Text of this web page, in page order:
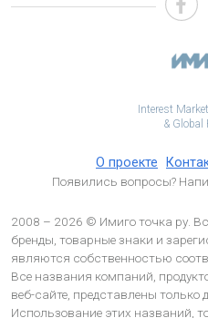
Interest
& Global
О проекте
Появились вопросы?
2008 – 2026 © Имиго точка ру.
бренды, товарные знаки и
являются собственностью
Все названия компаний,
веб-сайте, представлены только
Использование этих названий,